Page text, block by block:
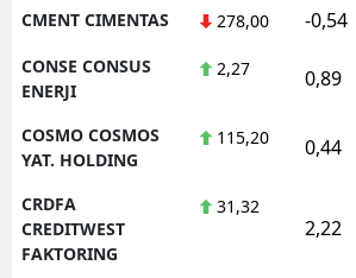
CMENT CIMENTAS 278,00 -0,54
CONSE CONSUS
ENERJI
2,27 0,89
COSMO COSMOS
YAT. HOLDING
115,20 0,44
CRDFA
CREDITWEST
FAKTORING
31,32
2,22